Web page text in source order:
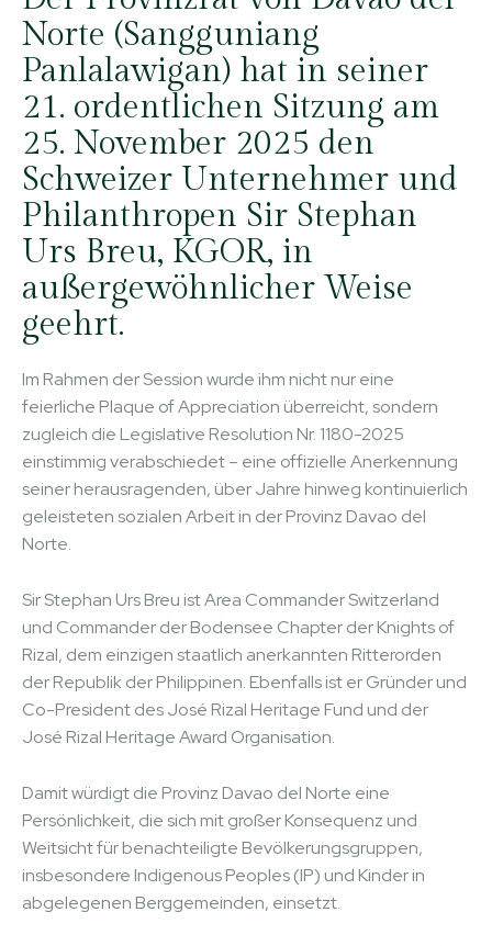
Norte (Sangguniang
Panlalawigan) hat in seiner
21. ordentlichen Sitzung am
25. November 2025 den
Schweizer Unternehmer und
Philanthropen Sir Stephan
Urs Breu, KGOR, in
außergewöhnlicher Weise
geehrt.
Im Rahmen der Session wurde ihm nicht nur eine
feierliche Plaque of Appreciation überreicht, sondern
zugleich die Legislative Resolution Nr. 1180-2025
einstimmig verabschiedet – eine offizielle Anerkennung
seiner herausragenden, über Jahre hinweg kontinuierlich
geleisteten sozialen Arbeit in der Provinz Davao del
Norte.
Sir Stephan Urs Breu ist Area Commander Switzerland
und Commander der Bodensee Chapter der Knights of
Rizal, dem einzigen staatlich anerkannten Ritterorden
der Republik der Philippinen. Ebenfalls ist er Gründer und
Co-President des José Rizal Heritage Fund und der
José Rizal Heritage Award Organisation.
Damit würdigt die Provinz Davao del Norte eine
Persönlichkeit, die sich mit großer Konsequenz und
Weitsicht für benachteiligte Bevölkerungsgruppen,
insbesondere Indigenous Peoples (IP) und Kinder in
abgelegenen Berggemeinden, einsetzt.